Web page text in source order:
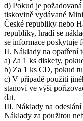
d) Pokud je
tiskovině vydávané
České republiky nebo
republiky, hradí se
se informace poskytuje
II. Náklady na opatření
a) Za 1 ks diskety,
b) Za 1 ks CD, pokud
c) V případě použití
stanoví ve výši
dat.
III. Náklady na odeslání
Náklady za použitou